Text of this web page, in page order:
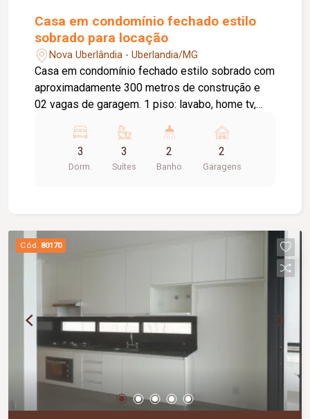
Casa em condomínio fechado estilo
sobrado para locação
Nova Uberlândia - Uberlandia/MG
Casa em condomínio fechado estilo sobrado com
aproximadamente 300 metros de construção e
02 vagas de garagem. 1 piso: lavabo, home tv,
duplo, cozinha planejada, banheiro social, área de
serviço com armário, varanda gourmet com
churrasqueira, banheiro externo, piscina aquecida.
quadras esportivas, playground, espaço gourmet,
bosque.
3
Dorm.
3
Suítes
2
Banho
2
Garagens
Cód. 80170